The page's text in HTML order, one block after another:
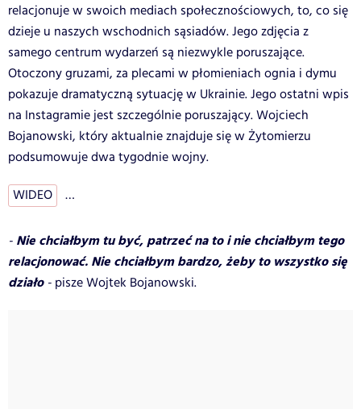
relacjonuje w swoich mediach społecznościowych, to, co się
dzieje u naszych wschodnich sąsiadów. Jego zdjęcia z
samego centrum wydarzeń są niezwykle poruszające.
Otoczony gruzami, za plecami w płomieniach ognia i dymu
pokazuje dramatyczną sytuację w Ukrainie. Jego ostatni wpis
na Instagramie jest szczególnie poruszający. Wojciech
Bojanowski, który aktualnie znajduje się w Żytomierzu
podsumowuje dwa tygodnie wojny.
WIDEO …
- Nie chciałbym tu być, patrzeć na to i nie chciałbym tego
relacjonować. Nie chciałbym bardzo, żeby to wszystko się
działo - pisze Wojtek Bojanowski.